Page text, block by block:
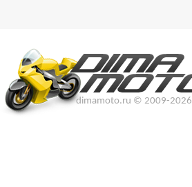
dimamoto.ru © 2009-2026